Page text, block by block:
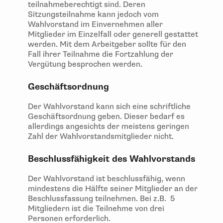
teilnahmeberechtigt sind. Deren
Sitzungsteilnahme kann jedoch vom
Wahlvorstand im Einvernehmen aller
Mitglieder im Einzelfall oder generell gestattet
werden. Mit dem Arbeitgeber sollte für den
Fall ihrer Teilnahme die Fortzahlung der
Vergütung besprochen werden.
Geschäftsordnung
Der Wahlvorstand kann sich eine schriftliche
Geschäftsordnung geben. Dieser bedarf es
allerdings angesichts der meistens geringen
Zahl der Wahlvorstandsmitglieder nicht.
Beschlussfähigkeit des Wahlvorstands
Der Wahlvorstand ist beschlussfähig, wenn
mindestens die Hälfte seiner Mitglieder an der
Beschlussfassung teilnehmen. Bei z.B. 5
Mitgliedern ist die Teilnehme von drei
Personen erforderlich.